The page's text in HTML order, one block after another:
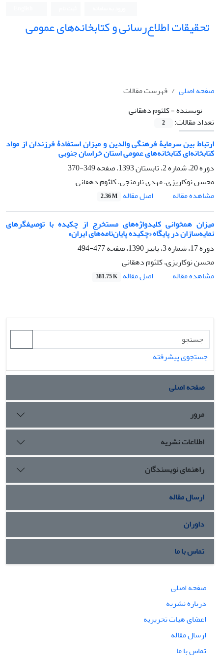
تحقیقات اطلاع‌رسانی و کتابخانه‌های عمومی
صفحه اصلی
فهرست مقالات
نویسنده =کلثوم دهقانی
تعداد مقالات:
2
ارتباط بین سرمایۀ فرهنگی والدین و میزان استفادۀ فرزندان از مواد
کتابخانه‌ای کتابخانه‌های عمومی استان خراسان جنوبی
دوره 20، شماره 2، تابستان 1393، صفحه
349-370
محسن نوکاریزی، مهدی نارمنجی، کلثوم دهقانی
مشاهده مقاله
اصل مقاله 2.36 M
میزان همخوانی کلیدواژه‌های مستخرج از چکیده با توصیفگرهای
نمایه‌سازان در پایگاه «چکیده پایان‌نامه‌های ایران»
دوره 17، شماره 3، پاییز 1390، صفحه
477-494
محسن نوکاریزی، کلثوم دهقانی
مشاهده مقاله
اصل مقاله 381.75 K
جستجوی پیشرفته
صفحه اصلی
مرور
اطلاعات نشریه
راهنمای نویسندگان
ارسال مقاله
داوران
تماس با ما
صفحه اصلی
درباره نشریه
اعضای هیات تحریریه
ارسال مقاله
تماس با ما